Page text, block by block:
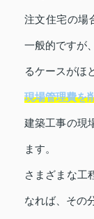
注文住宅の場
一般的ですが
るケースがほ
現場管理費を
建築工事の現
ます。
さまざまな工
なれば、その